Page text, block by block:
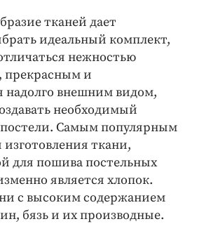
тканей дает
идеальный комплект,
нежностью
прекрасным и
внешним видом,
необходимый
Самым популярным
ткани,
для пошива постельных
является хлопок.
с высоким содержанием
бязь и их производные.